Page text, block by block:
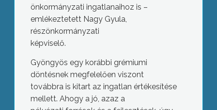
önkormányzati ingatlanaihoz is –
emlékeztetett Nagy Gyula,
részönkormányzati
képviselő.
Gyöngyös egy korábbi grémiumi
döntésnek megfelelően viszont
továbbra is kitart az ingatlan értékesítése
mellett. Ahogy a jó, azaz a